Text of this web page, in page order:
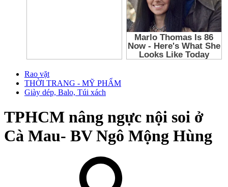
Rao vặt
THỜI TRANG - MỸ PHẨM
Giày dép, Balo, Túi xách
TPHCM nâng ngực nội soi ở
Cà Mau- BV Ngô Mộng Hùng